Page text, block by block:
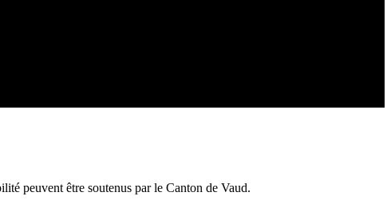
peuvent être soutenus par le Canton de Vaud.